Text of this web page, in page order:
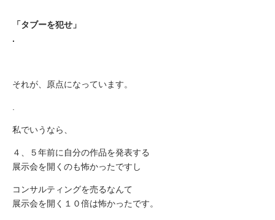
「タブーを犯せ」
.
それが、原点になっています。
私でいうなら、
４、５年前に自分の作品を発表する
展示会を開くのも怖かったですし
コンサルティングを売るなんて
展示会を開く１０倍は怖かったです。